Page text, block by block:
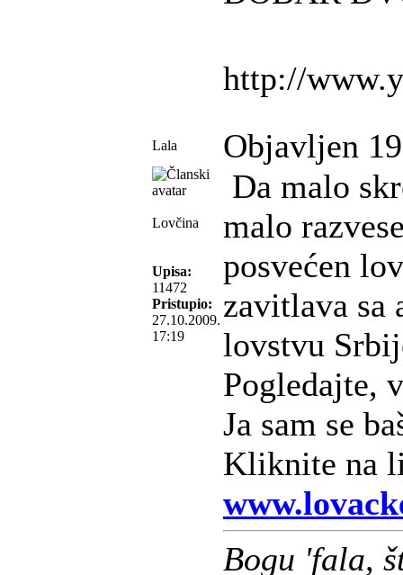
http://
Lala Objavljen
Lovčina
Upisa:
11472
Pristupio:
27.10.2009.
17:19
Da malo
malo
posvećen
zavitlava sa
lovstvu
Pogledajte,
Ja sam se
Kliknite na
Bogu 'fala,